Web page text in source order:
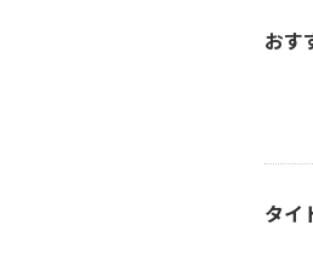
おす
タイ